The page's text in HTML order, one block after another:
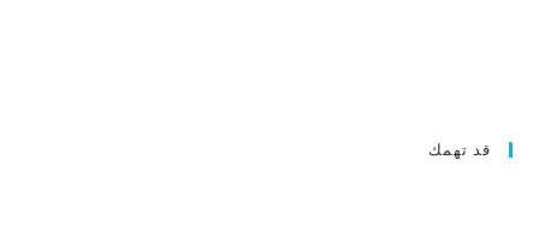
قد تهمك